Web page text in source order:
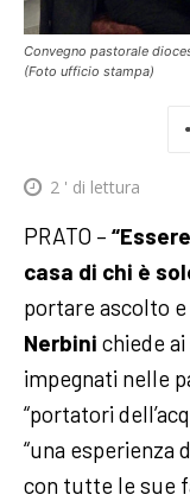
Convegno pastorale
(Foto ufficio stampa)
2 ' di lettura
PRATO –
casa di chi è
portare ascolto
Nerbini chiede
impegnati nelle
“portatori
“una esperienza
con tutte le sue